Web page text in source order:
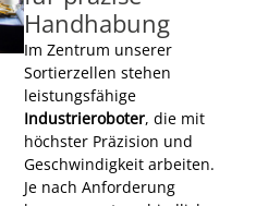
Handhabung
Im Zentrum unserer
Sortierzellen stehen
leistungsfähige
Industrieroboter, die mit
höchster Präzision und
Geschwindigkeit arbeiten.
Je nach Anforderung